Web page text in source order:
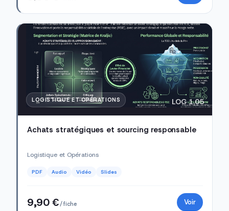
LOGISTIQUE ET OPÉRATIONS LOG 1.05
Achats stratégiques et sourcing responsable
Logistique et Opérations
PDF Audio Vidéo Slides
9,90 €/ fiche Voir